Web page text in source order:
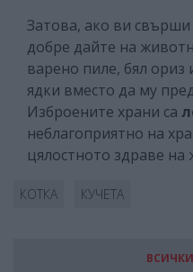
Затова, ако ви
добре дайте на
варено пиле, бял
ядки вместо да му
Изброените храни са
неблагоприятно на
цялостното здраве на
КОТКА КУЧЕТА